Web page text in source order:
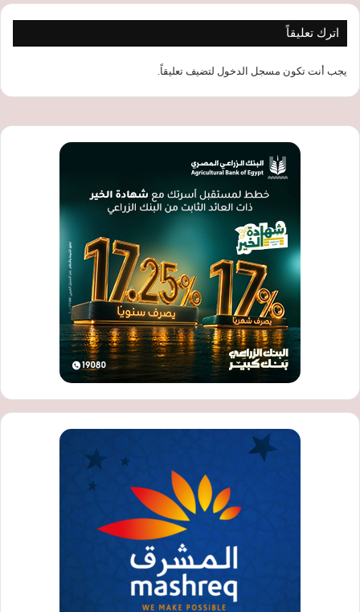
اترك تعليقاً
يجب أنت تكون مسجل الدخول لتضيف تعليقاً.